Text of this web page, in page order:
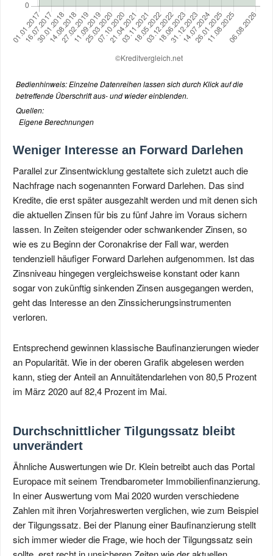
Bedienhinweis: Einzelne Datenreihen lassen sich durch Klick auf die
betreffende Überschrift aus- und wieder einblenden.
Quellen:
Eigene Berechnungen
Weniger Interesse an Forward Darlehen
Parallel zur Zinsentwicklung gestaltete sich zuletzt auch die
Nachfrage nach sogenannten Forward Darlehen. Das sind
Kredite, die erst später ausgezahlt werden und mit denen sich
die aktuellen Zinsen für bis zu fünf Jahre im Voraus sichern
lassen. In Zeiten steigender oder schwankender Zinsen, so
wie es zu Beginn der Coronakrise der Fall war, werden
tendenziell häufiger Forward Darlehen aufgenommen. Ist das
Zinsniveau hingegen vergleichsweise konstant oder kann
sogar von zukünftig sinkenden Zinsen ausgegangen werden,
geht das Interesse an den Zinssicherungsinstrumenten
verloren.
Entsprechend gewinnen klassische Baufinanzierungen wieder
an Popularität. Wie in der oberen Grafik abgelesen werden
kann, stieg der Anteil an Annuitätendarlehen von 80,5 Prozent
im März 2020 auf 82,4 Prozent im Mai.
Durchschnittlicher Tilgungssatz bleibt
unverändert
Ähnliche Auswertungen wie Dr. Klein betreibt auch das Portal
Europace mit seinem Trendbarometer Immobilienfinanzierung.
In einer Auswertung vom Mai 2020 wurden verschiedene
Zahlen mit ihren Vorjahreswerten verglichen, wie zum Beispiel
der Tilgungssatz. Bei der Planung einer Baufinanzierung stellt
sich immer wieder die Frage, wie hoch der Tilgungssatz sein